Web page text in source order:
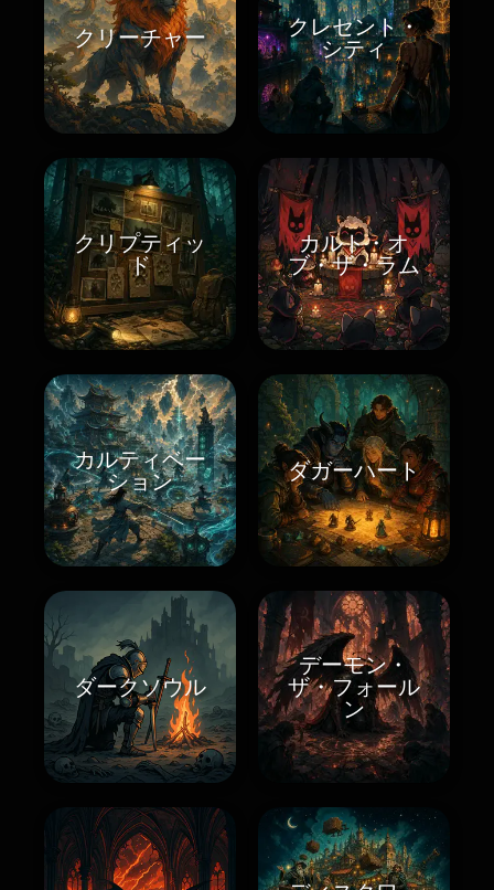
クリーチャー
クレセント・
シティ
クリプティッ
ド
カルト・オ
ブ・ザ・ラム
カルティベー
ション
ダガーハート
ダークソウル
デーモン・
ザ・フォール
ン